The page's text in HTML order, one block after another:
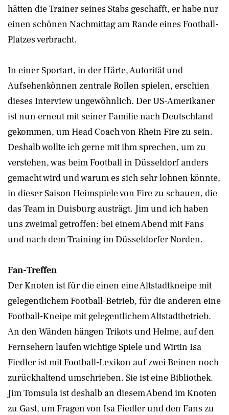
hätten die Trainer seines Stabs geschafft, er habe nur
einen schönen Nachmittag am Rande eines Football-
Platzes verbracht.
In einer Sportart, in der Härte, Autorität und
Aufsehenkönnen zentrale Rollen spielen, erschien
dieses Interview ungewöhnlich. Der US-Amerikaner
ist nun erneut mit seiner Familie nach Deutschland
gekommen, um Head Coach von Rhein Fire zu sein.
Deshalb wollte ich gerne mit ihm sprechen, um zu
verstehen, was beim Football in Düsseldorf anders
gemacht wird und warum es sich sehr lohnen könnte,
in dieser Saison Heimspiele von Fire zu schauen, die
das Team in Duisburg austrägt. Jim und ich haben
uns zweimal getroffen: bei einem Abend mit Fans
und nach dem Training im Düsseldorfer Norden.
Fan-Treffen
Der Knoten ist für die einen eine Altstadtkneipe mit
gelegentlichem Football-Betrieb, für die anderen eine
Football-Kneipe mit gelegentlichem Altstadtbetrieb.
An den Wänden hängen Trikots und Helme, auf den
Fernsehern laufen wichtige Spiele und Wirtin Isa
Fiedler ist mit Football-Lexikon auf zwei Beinen noch
zurückhaltend umschrieben. Sie ist eine Bibliothek.
Jim Tomsula ist deshalb an diesem Abend im Knoten
zu Gast, um Fragen von Isa Fiedler und den Fans zu